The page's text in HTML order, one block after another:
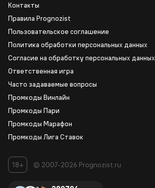
18+ © 2007-2026 Prognozist.ru
Контакты
Правила Prognozist
Пользовательское соглашение
Политика обработки персональных данных
Согласие на обработку персональных данных
Ответственная игра
Часто задаваемые вопросы
Промкоды Винлайн
Промкоды Пари
Промкоды Марафон
Промкоды Лига Ставок